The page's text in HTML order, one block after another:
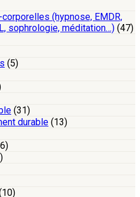
(hypnose, EMDR,
sophrologie, méditation…) (47)
(5)
(31)
durable (13)